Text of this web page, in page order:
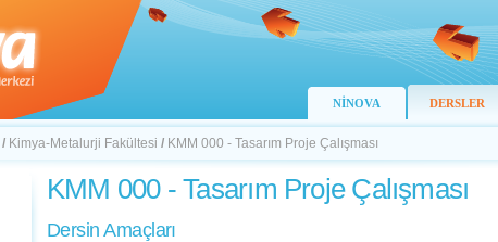
NİNOVA DERSLER
/ Kimya-Metalurji Fakültesi / KMM 000 - Tasarım Proje Çalışması
KMM 000 - Tasarım Proje Çalışması
Dersin Amaçları